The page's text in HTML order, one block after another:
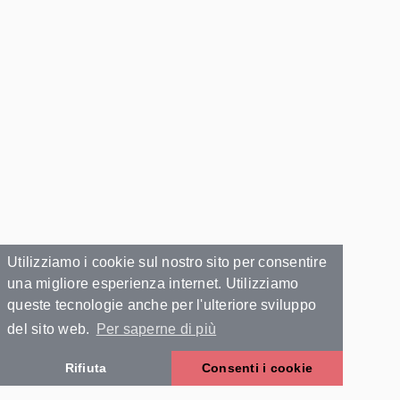
Utilizziamo i cookie sul nostro sito per consentire
una migliore esperienza internet. Utilizziamo
queste tecnologie anche per l'ulteriore sviluppo
del sito web.
Per saperne di più
Rifiuta Consenti i cookie